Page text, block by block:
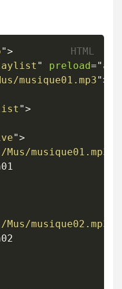
">
" preload="
musique01.mp3">
">
">
musique01.mp3
musique02.mp3